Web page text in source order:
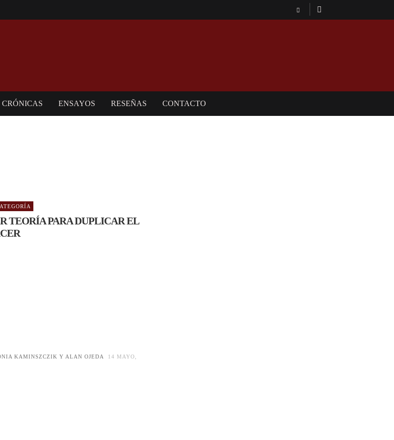
CRÓNICAS ENSAYOS RESEÑAS CONTACTO
TEORÍA PARA DUPLICAR EL
KAMINSZCZIK Y ALAN OJEDA 14 MAYO,